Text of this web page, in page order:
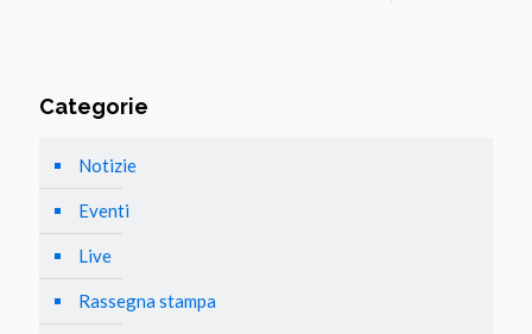
Categorie
Notizie
Eventi
Live
Rassegna stampa